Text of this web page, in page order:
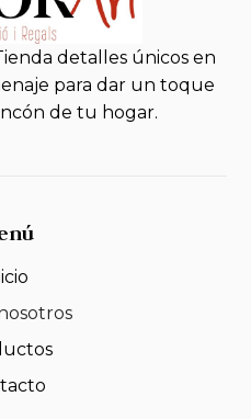
detalles únicos en
para dar un toque
de tu hogar.